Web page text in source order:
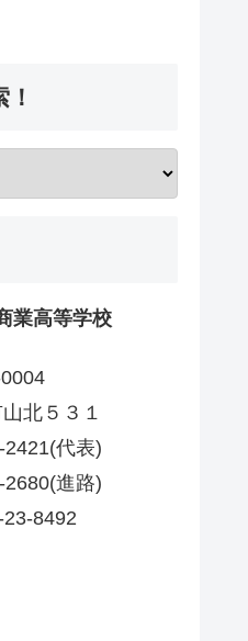
業高等学校
北５３１
代表)
進路)
8492